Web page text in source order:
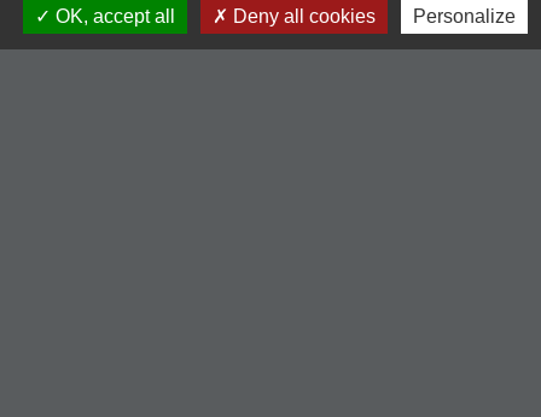
OK, accept all
Deny all cookies Personalize